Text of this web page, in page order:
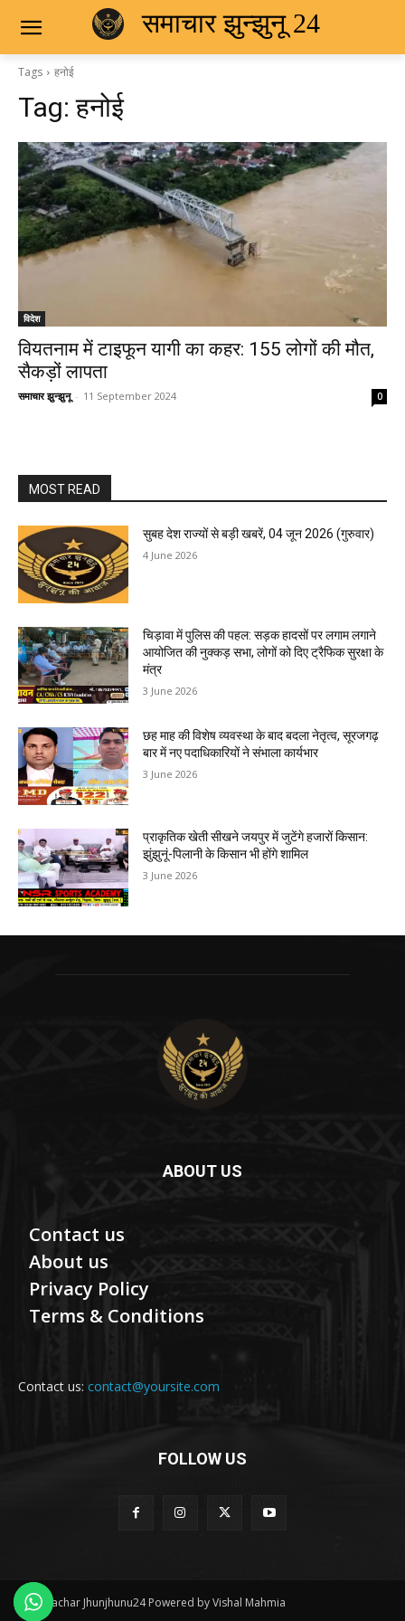
समाचार झुन्झुनू 24
Tags हनोई
Tag:हनोई
विदेश
वियतनाम में टाइफून यागी का कहर: 155 लोगों की मौत,
सैकड़ों लापता
समाचार झुन्झुनू - 11 September 2024 0
MOST READ
सुबह देश राज्यों से बड़ी खबरें, 04 जून 2026 (गुरुवार)
4 June 2026
चिड़ावा में पुलिस की पहल: सड़क हादसों पर लगाम लगाने
आयोजित की नुक्कड़ सभा, लोगों को दिए ट्रैफिक सुरक्षा के
मंत्र
3 June 2026
छह माह की विशेष व्यवस्था के बाद बदला नेतृत्व, सूरजगढ़
बार में नए पदाधिकारियों ने संभाला कार्यभार
3 June 2026
प्राकृतिक खेती सीखने जयपुर में जुटेंगे हजारों किसान:
झुंझुनूं-पिलानी के किसान भी होंगे शामिल
3 June 2026
ABOUT US
Contact us
About us
Privacy Policy
Terms & Conditions
Contact us: contact@yoursite.com
FOLLOW US
© Samachar Jhunjhunu24 Powered by Vishal Mahmia